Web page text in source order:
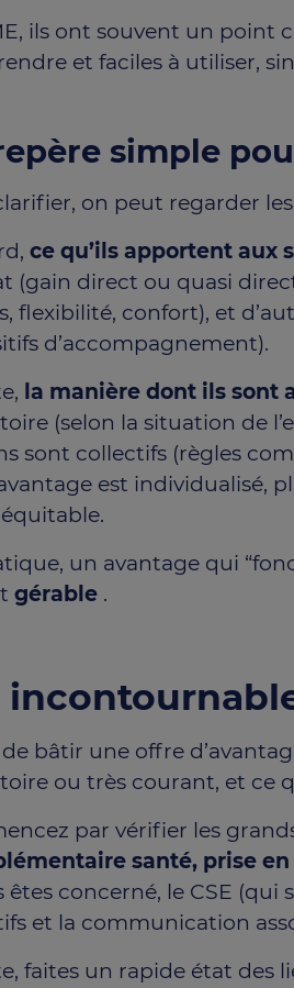
ils ont souvent un point
et faciles à utiliser,
simple
on peut regarder
ce qu’ils apportent aux
(gain direct ou quasi
flexibilité, confort), et
d’accompagnement).
la manière dont ils sont
(selon la situation de
sont collectifs (règles
est individualisé,
un avantage qui
gérable .
bâtir une offre
ou très courant, et ce
par vérifier les
santé, prise
êtes concerné, le CSE
et la communication
faites un rapide état des